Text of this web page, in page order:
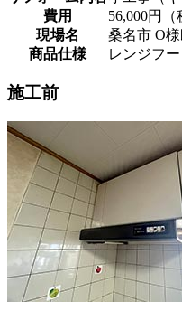
費用
56,000円（
現場名
桑名市 O
商品仕様
レンジフ
施工前